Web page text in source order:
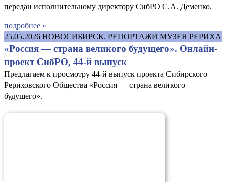
передан исполнительному директору СибРО С.А. Деменко.
подробнее »
25.05.2026 НОВОСИБИРСК. РЕПОРТАЖИ МУЗЕЯ РЕРИХА
«Россия — страна великого будущего». Онлайн-
проект СибРО, 44-й выпуск
Предлагаем к просмотру 44-й выпуск проекта Сибирского
Рериховского Общества «Россия — страна великого
будущего».